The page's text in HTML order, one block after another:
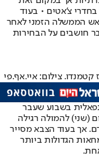
צ'אטים • בעוד
הממשלה הזמני לאחר
צילום: איי.אף.פי
בשבוע שעבר
(שני) להמולה רגילה
אך בעוד הצבא מסייר
הגדולות ביותר